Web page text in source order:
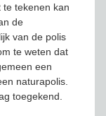
te tekenen kan
de
van de polis
te weten dat
een
naturapolis.
toegekend.